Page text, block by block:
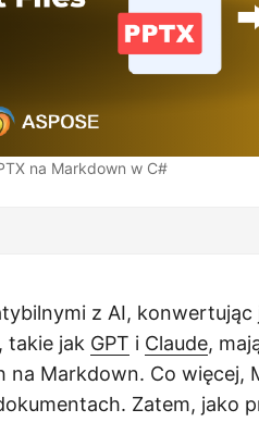
na Markdown w C#
z AI, konwertując
takie jak GPT i Claude,
Markdown. Co więcej,
Zatem, jako